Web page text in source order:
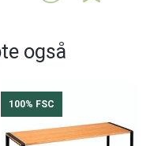
også
100% FSC